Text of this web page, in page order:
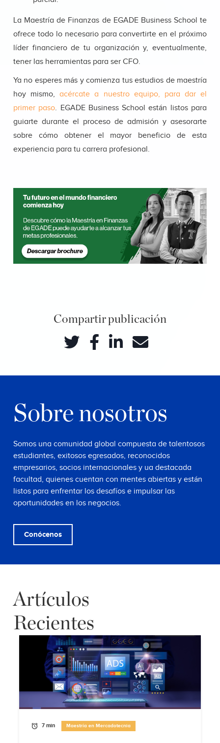
La Maestría de Finanzas de EGADE Business School te
ofrece todo lo necesario para convertirte en el próximo
líder financiero de tu organización y, eventualmente,
tener las herramientas para ser CFO.
Ya no esperes más y comienza tus estudios de maestría
hoy mismo,acércate a nuestro equipo, para dar el
primer paso. EGADE Business School están listos para
guiarte durante el proceso de admisión y asesorarte
sobre cómo obtener el mayor beneficio de esta
experiencia para tu carrera profesional.
Compartir publicación
Sobre nosotros
Somos una comunidad global compuesta de talentosos
estudiantes, exitosos egresados, reconocidos
empresarios, socios internacionales y ua destacada
facultad, quienes cuentan con mentes abiertas y están
listos para enfrentar los desafíos e impulsar las
oportunidades en los negocios.
Conócenos
Artículos
Recientes
7 min Maestría en Mercadotecnia